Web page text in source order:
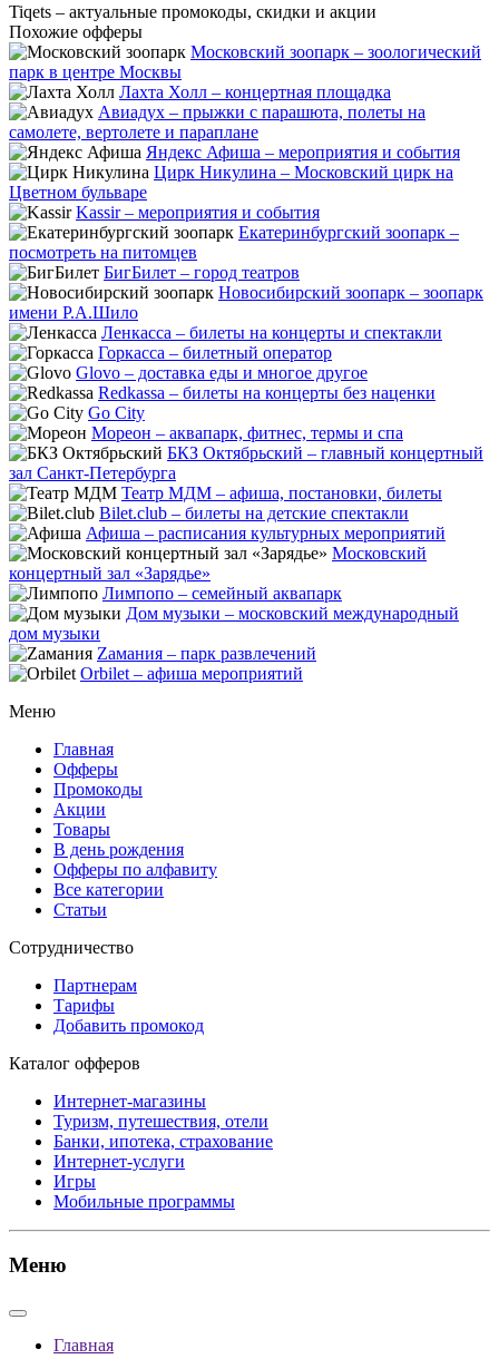
Tiqets – актуальные промокоды, скидки и акции
Похожие офферы
Московский зоопарк – зоологический
парк в центре Москвы
Лахта Холл – концертная площадка
Авиадух – прыжки с парашюта, полеты на
самолете, вертолете и параплане
Яндекс Афиша – мероприятия и события
Цирк Никулина – Московский цирк на
Цветном бульваре
Kassir – мероприятия и события
Екатеринбургский зоопарк –
посмотреть на питомцев
БигБилет – город театров
Новосибирский зоопарк – зоопарк
имени Р.А.Шило
Ленкасса – билеты на концерты и спектакли
Горкасса – билетный оператор
Glovo – доставка еды и многое другое
Redkassa – билеты на концерты без наценки
Go City
Мореон – аквапарк, фитнес, термы и спа
БКЗ Октябрьский – главный концертный
зал Санкт-Петербурга
Театр МДМ – афиша, постановки, билеты
Bilet.club – билеты на детские спектакли
Афиша – расписания культурных мероприятий
Московский
концертный зал «Зарядье»
Лимпопо – семейный аквапарк
Дом музыки – московский международный
дом музыки
Zамания – парк развлечений
Orbilet – афиша мероприятий
Меню
Главная
Офферы
Промокоды
Акции
Товары
В день рождения
Офферы по алфавиту
Все категории
Статьи
Сотрудничество
Партнерам
Тарифы
Добавить промокод
Каталог офферов
Интернет-магазины
Туризм, путешествия, отели
Банки, ипотека, страхование
Интернет-услуги
Игры
Мобильные программы
Меню
Главная